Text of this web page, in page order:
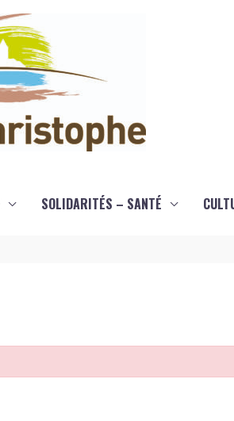
SOLIDARITÉS – SANTÉ